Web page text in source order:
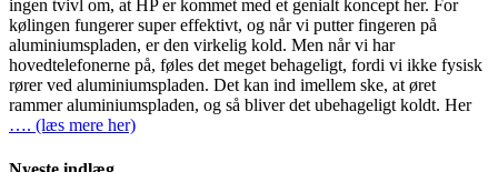
ingen tvivl om, at HP er kommet med et genialt koncept her. For
kølingen fungerer super effektivt, og når vi putter fingeren på
aluminiumspladen, er den virkelig kold. Men når vi har
hovedtelefonerne på, føles det meget behageligt, fordi vi ikke fysisk
rører ved aluminiumspladen. Det kan ind imellem ske, at øret
rammer aluminiumspladen, og så bliver det ubehageligt koldt. Her
…. (læs mere her)